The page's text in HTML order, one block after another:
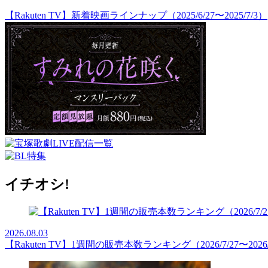
【Rakuten TV】新着映画ラインナップ（2025/6/27〜2025/7/3）
イチオシ!
2026.08.03
【Rakuten TV】1週間の販売本数ランキング（2026/7/27〜